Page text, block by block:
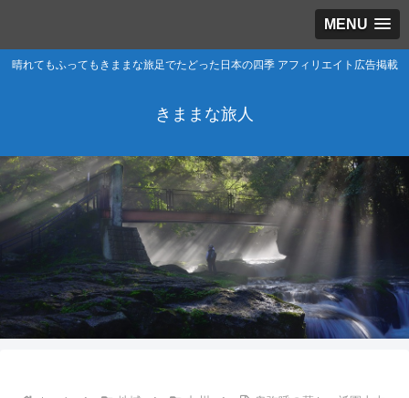
MENU
晴れてもふってもきままな旅足でたどった日本の四季 アフィリエイト広告掲載
きままな旅人